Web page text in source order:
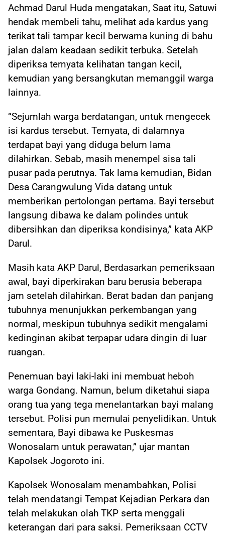
Achmad Darul Huda mengatakan, Saat itu, Satuwi
hendak membeli tahu, melihat ada kardus yang
terikat tali tampar kecil berwarna kuning di bahu
jalan dalam keadaan sedikit terbuka. Setelah
diperiksa ternyata kelihatan tangan kecil,
kemudian yang bersangkutan memanggil warga
lainnya.
“Sejumlah warga berdatangan, untuk mengecek
isi kardus tersebut. Ternyata, di dalamnya
terdapat bayi yang diduga belum lama
dilahirkan. Sebab, masih menempel sisa tali
pusar pada perutnya. Tak lama kemudian, Bidan
Desa Carangwulung Vida datang untuk
memberikan pertolongan pertama. Bayi tersebut
langsung dibawa ke dalam polindes untuk
dibersihkan dan diperiksa kondisinya,” kata AKP
Darul.
Masih kata AKP Darul, Berdasarkan pemeriksaan
awal, bayi diperkirakan baru berusia beberapa
jam setelah dilahirkan. Berat badan dan panjang
tubuhnya menunjukkan perkembangan yang
normal, meskipun tubuhnya sedikit mengalami
kedinginan akibat terpapar udara dingin di luar
ruangan.
Penemuan bayi laki-laki ini membuat heboh
warga Gondang. Namun, belum diketahui siapa
orang tua yang tega menelantarkan bayi malang
tersebut. Polisi pun memulai penyelidikan. Untuk
sementara, Bayi dibawa ke Puskesmas
Wonosalam untuk perawatan,” ujar mantan
Kapolsek Jogoroto ini.
Kapolsek Wonosalam menambahkan, Polisi
telah mendatangi Tempat Kejadian Perkara dan
telah melakukan olah TKP serta menggali
keterangan dari para saksi. Pemeriksaan CCTV